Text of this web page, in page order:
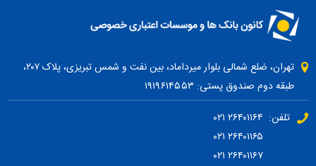
تهران، ضلع شمالی بلوار میرداماد، بین نفت و شمس تبریزی، پلاک ۲۰۷،
طبقه دوم صندوق پستی: ۱۹۱۹۶۱۴۵۵۳
تلفن: ۲۶۴۰۱۱۶۴ ۰۲۱
۲۶۴۰۱۱۶۷ ۰۲۱